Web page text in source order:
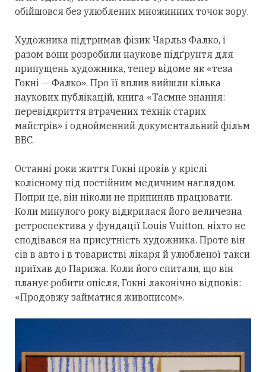
обійшовся без улюблених множинних точок зору.
Художника підтримав фізик Чарльз Фалко, і
разом вони розробили наукове підґрунтя для
припущень художника, тепер відоме як «теза
Гокні — Фалко». Про її вплив вийшли кілька
наукових публікацій, книга «Таємне знання:
перевідкриття втрачених технік старих
майстрів» і однойменний документальний фільм
BBC.
Останні роки життя Гокні провів у кріслі
колісному під постійним медичним наглядом.
Попри це, він ніколи не припиняв працювати.
Коли минулого року відкрилася його величезна
ретроспектива у фундації Louis Vuitton, ніхто не
сподівався на присутність художника. Проте він
сів в авто і в товаристві лікаря й улюбленої такси
приїхав до Парижа. Коли його спитали, що він
планує робити опісля, Гокні лаконічно відповів:
«Продовжу займатися живописом».